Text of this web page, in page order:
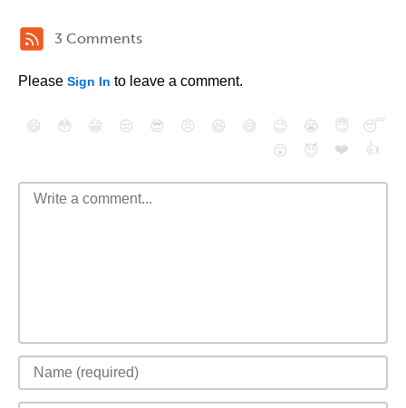
3 Comments
Please Sign In to leave a comment.
😄 😳 😁 😒 😎 😠 😆 😅 😉 😭 😇
😴
😮
😈 ❤️ 👍